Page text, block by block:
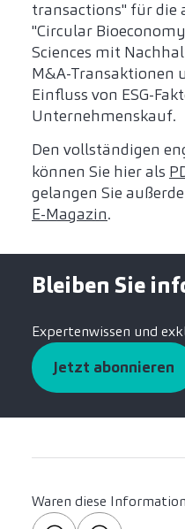
transactions" für die
"Circular
Sciences mit
M&A-Transaktionen
Einfluss von ESG-
Unternehmenskauf.
Den vollständigen
können Sie hier als
gelangen Sie
E-Magazin.
Bleiben Sie
Expertenwissen und
Jetzt abonnieren
Waren diese